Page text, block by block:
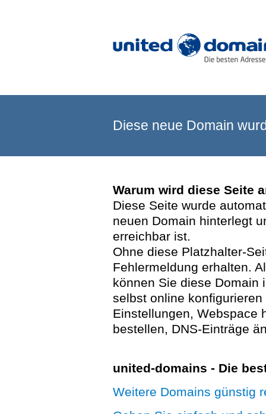
Diese neue Domain
Warum wird diese Seite
Diese Seite wurde
neuen Domain hinterlegt
erreichbar ist.
Ohne diese Platzhalter-
Fehlermeldung erhalten.
können Sie diese Domain
selbst online
Einstellungen, Webspace
bestellen, DNS-Einträge
united-domains - Die
Weitere Domains günstig